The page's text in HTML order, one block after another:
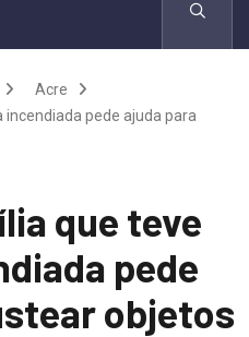
Acre
pede ajuda para
que teve
pede
objetos